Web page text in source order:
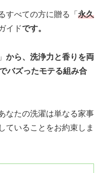
すべての方に贈る「 永久
イドです。
から、洗浄力と香りを両
バズったモテる組み合
なたの洗濯は単なる家事
ていることをお約束しま